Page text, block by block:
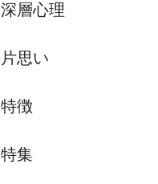
深層心理
片思い
特徴
特集